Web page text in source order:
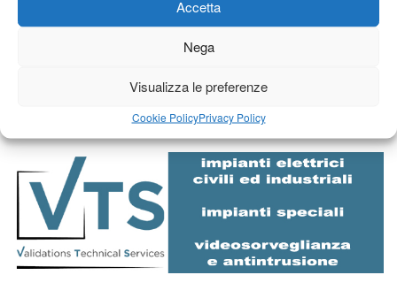
Accetta
Nega
Visualizza le preferenze
Cookie PolicyPrivacy Policy